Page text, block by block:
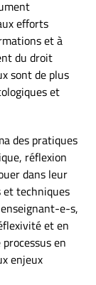
efforts
et à
du droit
sont de plus
et
des pratiques
réflexion
dans leur
techniques
e-s,
et en
en
enjeux